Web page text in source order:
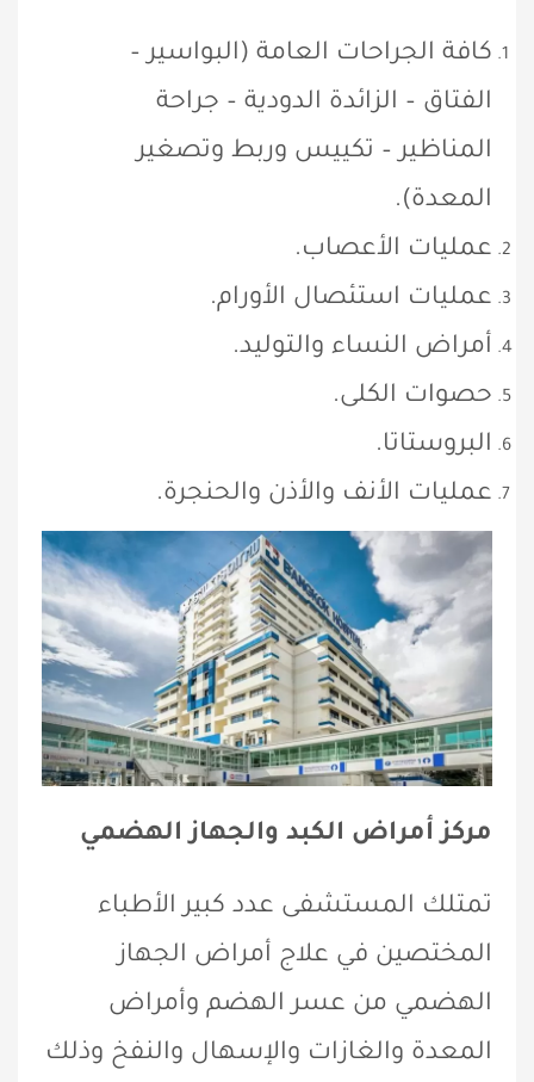
كافة الجراحات العامة (البواسير –
الفتاق – الزائدة الدودية – جراحة
المناظير – تكييس وربط وتصغير
المعدة).
عمليات الأعصاب.
عمليات استئصال الأورام.
أمراض النساء والتوليد.
حصوات الكلى.
البروستاتا.
عمليات الأنف والأذن والحنجرة.
مركز أمراض الكبد والجهاز الهضمي
تمتلك المستشفى عدد كبير الأطباء
المختصين في علاج أمراض الجهاز
الهضمي من عسر الهضم وأمراض
المعدة والغازات والإسهال والنفخ وذلك